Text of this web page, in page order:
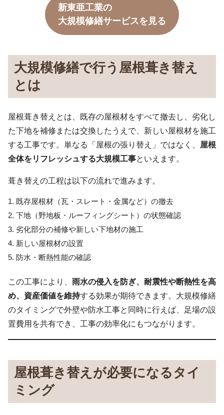
新東亜工業の
大規模修繕サービスを見る
大規模修繕で行う屋根葺き替え
とは
屋根葺き替えとは、既存の屋根材をすべて撤去し、劣化し
た下地を補修または交換したうえで、新しい屋根材を施工
する工事です。単なる「屋根の張り替え」ではなく、 屋根
全体をリフレッシュする大規模工事といえます。
葺き替えの工程は以下の流れで進みます。
既存屋根材（瓦・スレート・金属など）の撤去
下地（野地板・ルーフィングシート）の状態確認
劣化部分の補修や新しい下地材の施工
新しい屋根材の設置
防水・断熱性能の確認
この工事により、 雨水の侵入を防ぎ、耐震性や断熱性を高
め、資産価値を維持する効果が期待できます。大規模修繕
のタイミングで外壁や防水工事と同時に行えば、足場の設
置費用を共有でき、工事の効率化にもつながります。
屋根葺き替えが必要になるタイ
ミング